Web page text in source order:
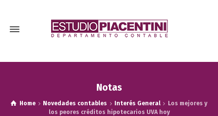
Notas
Home Novedades contables Interés General
Los mejores y
los peores créditos hipotecarios UVA hoy